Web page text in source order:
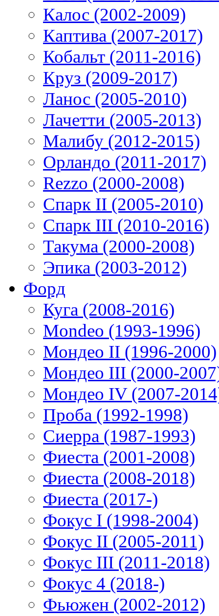
Калос (2002-2009)
Каптива (2007-2017)
Кобальт (2011-2016)
Круз (2009-2017)
Ланос (2005-2010)
Лачетти (2005-2013)
Малибу (2012-2015)
Орландо (2011-2017)
Rezzo (2000-2008)
Спарк II (2005-2010)
Спарк III (2010-2016)
Такума (2000-2008)
Эпика (2003-2012)
Форд
Куга (2008-2016)
Mondeo (1993-1996)
Мондео II (1996-2000)
Мондео III (2000-
Мондео IV (2007-
Проба (1992-1998)
Сиерра (1987-1993)
Фиеста (2001-2008)
Фиеста (2008-2018)
Фиеста (2017-)
Фокус I (1998-2004)
Фокус II (2005-2011)
Фокус III (2011-2018)
Фокус 4 (2018-)
Фьюжен (2002-2012)